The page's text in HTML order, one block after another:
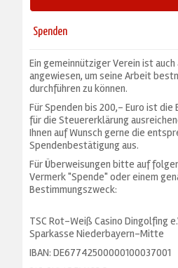
Spenden
Ein gemeinnütziger Verein ist auch
angewiesen, um seine Arbeit
durchführen zu können.
Für Spenden bis 200,- Euro ist
für die Steuererklärung
Ihnen auf Wunsch gerne die
Spendenbestätigung aus.
Für Überweisungen bitte auf
Vermerk "Spende" oder einem
Bestimmungszweck:
TSC Rot-Weiß Casino Dingolfing
Sparkasse Niederbayern-Mitte
IBAN: DE67742500000100037001